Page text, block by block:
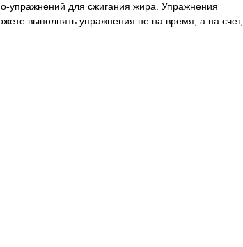
упражнений для сжигания жира. Упражнения
выполнять упражнения не на время, а на счет,